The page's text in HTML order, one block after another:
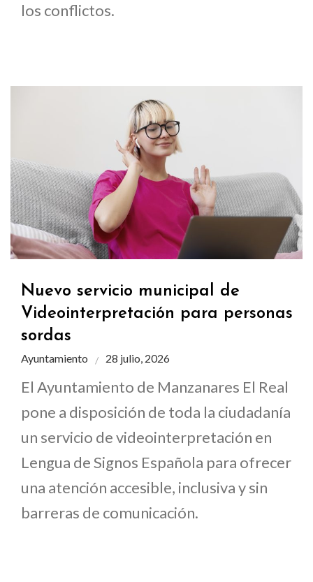
los conflictos.
Nuevo servicio municipal de
Videointerpretación para personas
sordas
Ayuntamiento 28 julio, 2026
El Ayuntamiento de Manzanares El Real
pone a disposición de toda la ciudadanía
un servicio de videointerpretación en
Lengua de Signos Española para ofrecer
una atención accesible, inclusiva y sin
barreras de comunicación.